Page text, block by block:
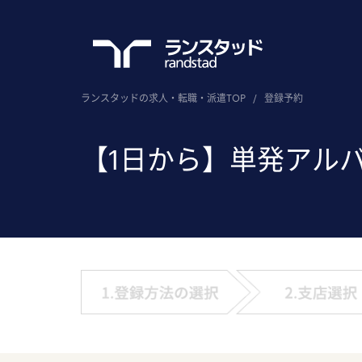
ランスタッドの求人・転職・派遣TOP / 登録予約
【1日から】単発アル